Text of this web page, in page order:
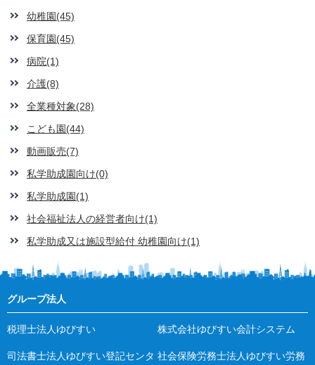
幼稚園(45)
保育園(45)
病院(1)
介護(8)
全業種対象(28)
こども園(44)
動画販売(7)
私学助成園向け(0)
私学助成園(1)
社会福祉法人の経営者向け(1)
私学助成又は施設型給付 幼稚園向け(1)
グループ法人
税理士法人ゆびすい 株式会社ゆびすい会計システム
司法書士法人ゆびすい登記センタ 社会保険労務士法人ゆびすい労務